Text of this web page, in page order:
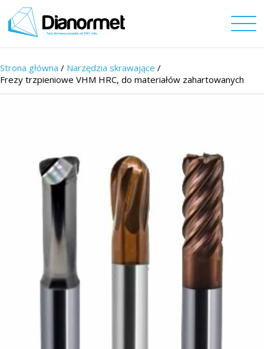
Strona główna / Narzędzia skrawające /
Frezy trzpieniowe VHM HRC, do materiałów zahartowanych